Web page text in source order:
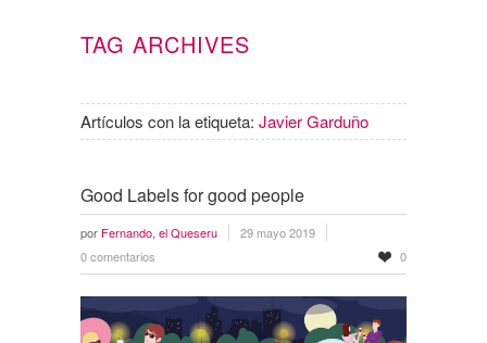
TAG ARCHIVES
Artículos con la etiqueta: Javier Garduño
Good Labels for good people
por Fernando, el Queseru
29 mayo 2019
0 comentarios
0